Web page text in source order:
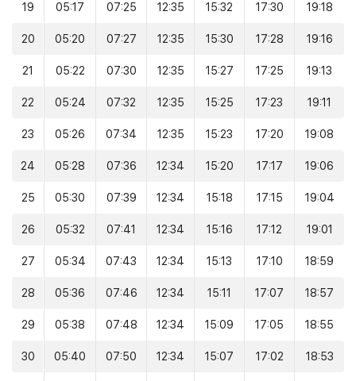
19 05:17 07:25 12:35 15:32 17:30 19:18
20 05:20 07:27 12:35 15:30 17:28 19:16
21 05:22 07:30 12:35 15:27 17:25 19:13
22 05:24 07:32 12:35 15:25 17:23 19:11
23 05:26 07:34 12:35 15:23 17:20 19:08
24 05:28 07:36 12:34 15:20 17:17 19:06
25 05:30 07:39 12:34 15:18 17:15 19:04
26 05:32 07:41 12:34 15:16 17:12 19:01
27 05:34 07:43 12:34 15:13 17:10 18:59
28 05:36 07:46 12:34 15:11 17:07 18:57
29 05:38 07:48 12:34 15:09 17:05 18:55
30 05:40 07:50 12:34 15:07 17:02 18:53